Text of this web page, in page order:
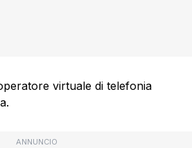
virtuale di telefonia
ANNUNCIO